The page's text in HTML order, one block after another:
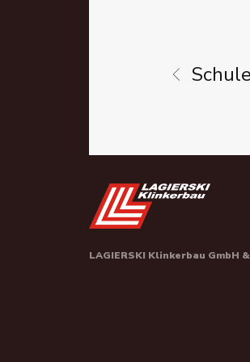
Schule
LAGIERSKI Klinkerbau GmbH